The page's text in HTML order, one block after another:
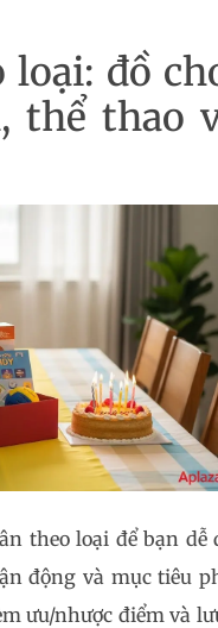
loại: đồ
thể thao
theo loại để bạn dễ
động và mục tiêu
ưu/nhược điểm và